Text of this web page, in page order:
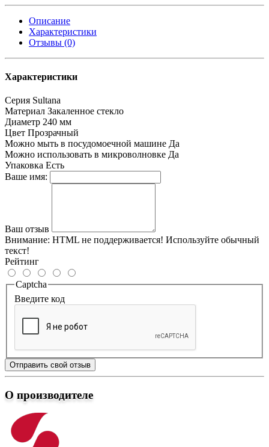
Описание
Характеристики
Отзывы (0)
Характеристики
Серия Sultana
Материал Закаленное стекло
Диаметр 240 мм
Цвет Прозрачный
Можно мыть в посудомоечной машине Да
Можно использовать в микроволновке Да
Упаковка Есть
Ваше имя:
Ваш отзыв
Внимание: HTML не поддерживается! Используйте обычный
текст!
Рейтинг
Captcha
Введите код
Отправить свой отзыв
О производителе